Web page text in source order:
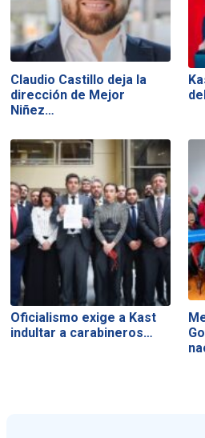
Claudio Castillo deja la
dirección de Mejor
Niñez…
Oficialismo exige a Kast
indultar a carabineros…